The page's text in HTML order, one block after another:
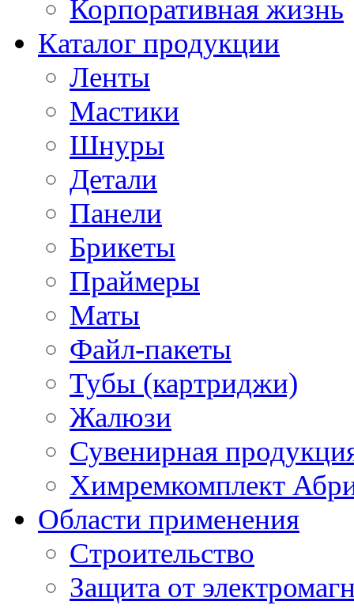
Корпоративная жизнь
Каталог продукции
Ленты
Мастики
Шнуры
Детали
Панели
Брикеты
Праймеры
Маты
Файл-пакеты
Тубы (картриджи)
Жалюзи
Сувенирная
Химремкомплект
Области применения
Строительство
Защита от